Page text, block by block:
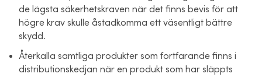
de lägsta säkerhetskraven när det finns bevis för att
högre krav skulle åstadkomma ett väsentligt bättre
skydd.
Återkalla samtliga produkter som fortfarande finns i
distributionskedjan när en produkt som har släppts